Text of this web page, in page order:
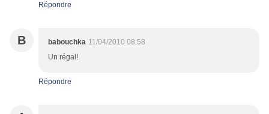
Répondre
B babouchka 11/04/2010 08:58
Un régal!
Répondre